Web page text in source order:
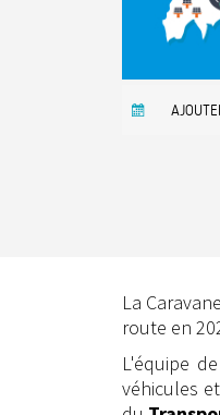
La
route en
L'équipe
véhicules